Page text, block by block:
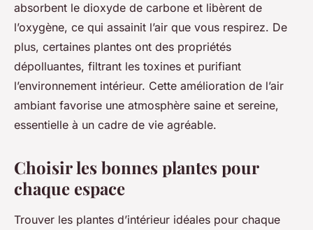
absorbent le dioxyde de carbone et libèrent de
l’oxygène, ce qui assainit l’air que vous respirez. De
plus, certaines plantes ont des propriétés
dépolluantes, filtrant les toxines et purifiant
l’environnement intérieur. Cette amélioration de l’air
ambiant favorise une atmosphère saine et sereine,
essentielle à un cadre de vie agréable.
Choisir les bonnes plantes pour
chaque espace
Trouver les plantes d’intérieur idéales pour chaque